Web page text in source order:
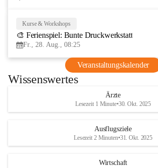
Kurse & Workshops
🎨 Ferienspiel: Bunte Druckwerkstatt
Fr., 28. Aug., 08:25
Veranstaltungskalender
Wissenswertes
Ärzte
Lesezeit 1 Minute•30. Okt. 2025
Ausflugsziele
Lesezeit 2 Minuten•31. Okt. 2025
Wirtschaft